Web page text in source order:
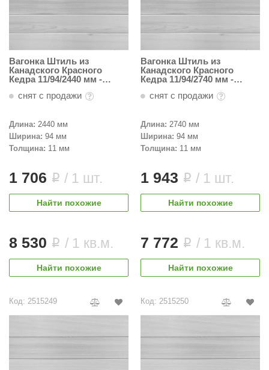
Вагонка Штиль из
Канадского Красного
Кедра 11/94/2440 мм -
снят с продажи
Длина: 2440 мм
Ширина: 94 мм
Толщина: 11 мм
1 706 i / 1 шт.
Найти похожие
8 530 i / 1 кв.м.
Найти похожие
Вагонка Штиль из
Канадского Красного
Кедра 11/94/2740 мм -
снят с продажи
Длина: 2740 мм
Ширина: 94 мм
Толщина: 11 мм
1 943 i / 1 шт.
Найти похожие
7 772 i / 1 кв.м.
Найти похожие
Код: 2515249 Код: 2515250